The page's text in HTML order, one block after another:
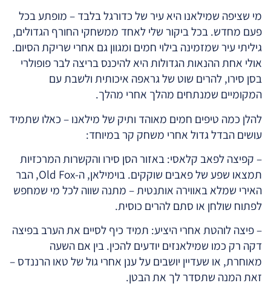
מי שציפה שמילאנו היא עיר של כדורגל בלבד – מופתע בכל
פעם מחדש. בכל ביקור שלי לאחד ממשחקי החורף הגדולים,
גיליתי עיר שמזמינה בילוי חמים ומגוון גם אחרי שריקת הסיום.
אולי אחת ההנאות הגדולות היא להיכנס בריצה לבר פופולרי
בסן סירו, להרים שוט של גראפה איכותית ולשבת עם
המקומיים שמנתחים מהלך אחרי מהלך.
להלן כמה טיפים חמים מאוהד ותיק של מילאנו – כאלו שתמיד
עושים הבדל גדול אחרי משחק קר במיוחד:
– קפיצה לפאב קלאסי: באזור הסן סירו והקשרות המרכזיות
תמצאו שפע של פאבים שוקקים. בוימילאן, ה-Old Fox, הבר
האירי שמלא באווירה אותנטית – מתנה שווה לכל מי שמחפש
לפתוח שולחן או סתם להרים כוסית.
– פיצה לוהטת אחרי היציע: תמיד כיף לסיים את הערב בפיצה
דקה רק כמו שמילאנזים יודעים להכין. בין אם השעה
מאוחרת, או שעדיין יושבים על ענן אחרי גול של טאו הרננדס –
זאת המנה שתסדר לך את הבטן.